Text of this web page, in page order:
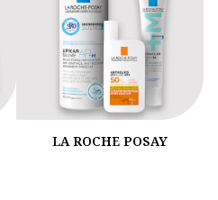
LA ROCHE POSAY